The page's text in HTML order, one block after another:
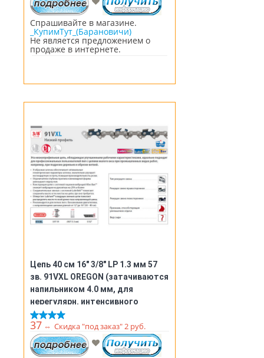
Спрашивайте в магазине.
_КупимТут_(Барановичи)
Не является предложением о
продаже в интернете.
Цепь 40 см 16" 3/8" LP 1.3 мм 57
зв. 91VXL OREGON (затачиваются
напильником 4.0 мм, для
нерегулярн. интенсивного
использования) (91VXL057E)
37 ⇔ Скидка "под заказ" 2 руб.